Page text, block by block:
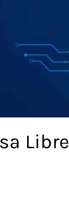
Libre